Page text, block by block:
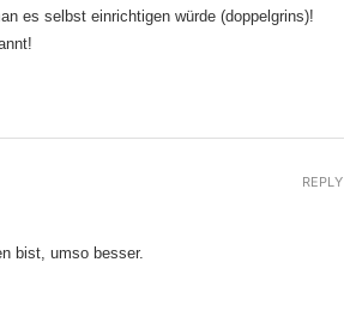
es selbst einrichtigen würde (doppelgrins)!
bist, umso besser.
REPLY